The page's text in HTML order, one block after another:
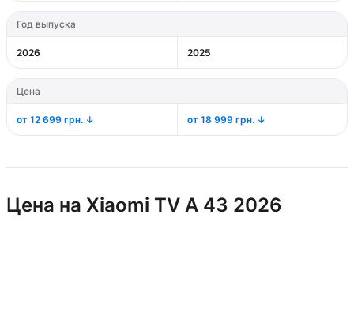
Год выпуска
2026 2025
Цена
от 12 699 грн. ↓ от 18 999 грн. ↓
Цена на Xiaomi TV A 43 2026